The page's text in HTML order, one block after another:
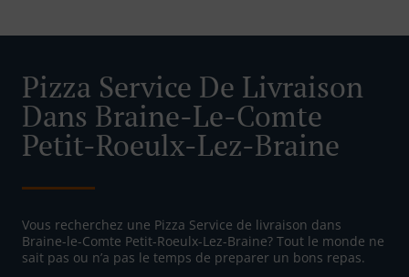
Pizza Service De Livraison
Dans Braine-Le-Comte
Petit-Roeulx-Lez-Braine
Vous recherchez une Pizza Service de livraison dans
Braine-le-Comte Petit-Roeulx-Lez-Braine? Tout le monde ne
sait pas ou n’a pas le temps de preparer un bons repas.